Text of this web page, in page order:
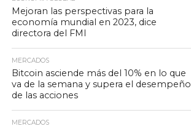
Mejoran las perspectivas para la
economía mundial en 2023, dice
directora del FMI
MERCADOS
Bitcoin asciende más del 10% en lo que
va de la semana y supera el desempeño
de las acciones
MERCADOS